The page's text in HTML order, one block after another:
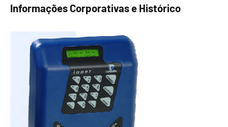
Informações Corporativas e Histórico